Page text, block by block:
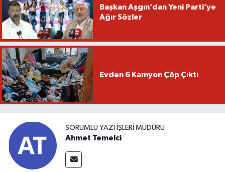
Başkan Aşgın’dan Yeni Parti’ye
Ağır Sözler
Evden 6 Kamyon Çöp Çıktı
SORUMLU YAZI İŞLERI MÜDÜRÜ
Ahmet Temelci